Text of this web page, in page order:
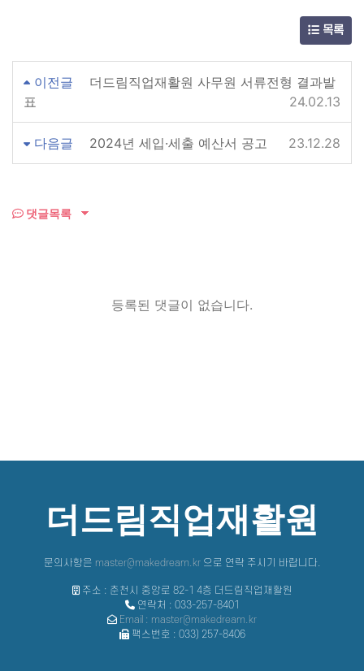
목록
이전글
더드림직업재활원 사무원 서류전형 결과발
표
24.02.13
다음글 2024년 세입·세출 예산서 공고 23.12.28
댓글목록
등록된 댓글이 없습니다.
더드림직업재활원
문의사항은 master@makedream.kr으로 연락 주시기 바랍니다.
주소 : 춘천시 중앙로 82-1 4층 더드림직업재활원
연락처 : 033-257-8401
Email : master@makedream.kr
팩스번호 : 033) 257-8406